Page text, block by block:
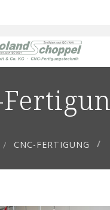
CNC-FERTIGUNG